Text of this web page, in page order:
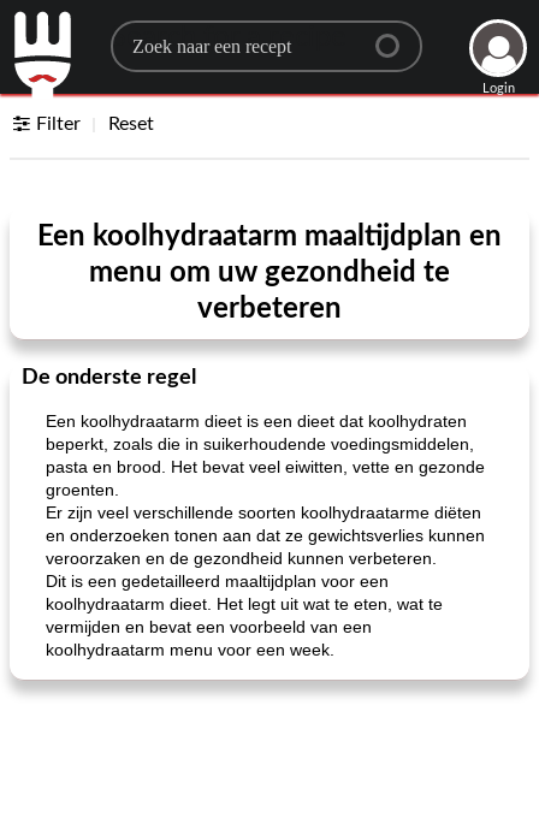
Search for a recipe
Login
Filter Reset
Een koolhydraatarm maaltijdplan en
menu om uw gezondheid te
verbeteren
De onderste regel
Een koolhydraatarm dieet is een dieet dat koolhydraten
beperkt, zoals die in suikerhoudende voedingsmiddelen,
pasta en brood. Het bevat veel eiwitten, vette en gezonde
groenten.
Er zijn veel verschillende soorten koolhydraatarme diëten
en onderzoeken tonen aan dat ze gewichtsverlies kunnen
veroorzaken en de gezondheid kunnen verbeteren.
Dit is een gedetailleerd maaltijdplan voor een
koolhydraatarm dieet. Het legt uit wat te eten, wat te
vermijden en bevat een voorbeeld van een
koolhydraatarm menu voor een week.